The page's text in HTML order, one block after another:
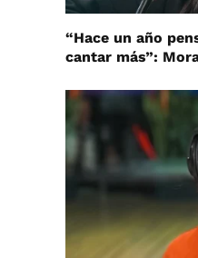
“Hace un año
cantar más”: